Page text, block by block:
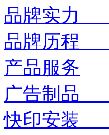
品牌实力
品牌历程
产品服务
广告制品
快印安装